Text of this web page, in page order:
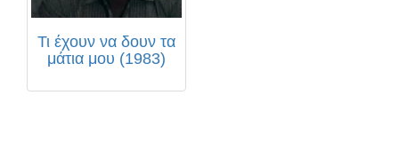
Τι έχουν να δουν τα
μάτια μου (1983)